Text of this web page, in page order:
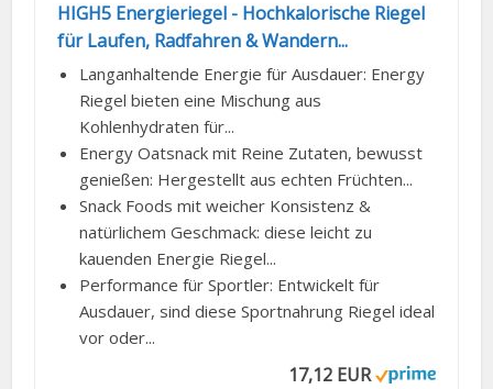
HIGH5 Energieriegel - Hochkalorische Riegel
für Laufen, Radfahren & Wandern...
Langanhaltende Energie für Ausdauer: Energy
Riegel bieten eine Mischung aus
Kohlenhydraten für...
Energy Oatsnack mit Reine Zutaten, bewusst
genießen: Hergestellt aus echten Früchten...
Snack Foods mit weicher Konsistenz &
natürlichem Geschmack: diese leicht zu
kauenden Energie Riegel...
Performance für Sportler: Entwickelt für
Ausdauer, sind diese Sportnahrung Riegel ideal
vor oder...
17,12 EUR